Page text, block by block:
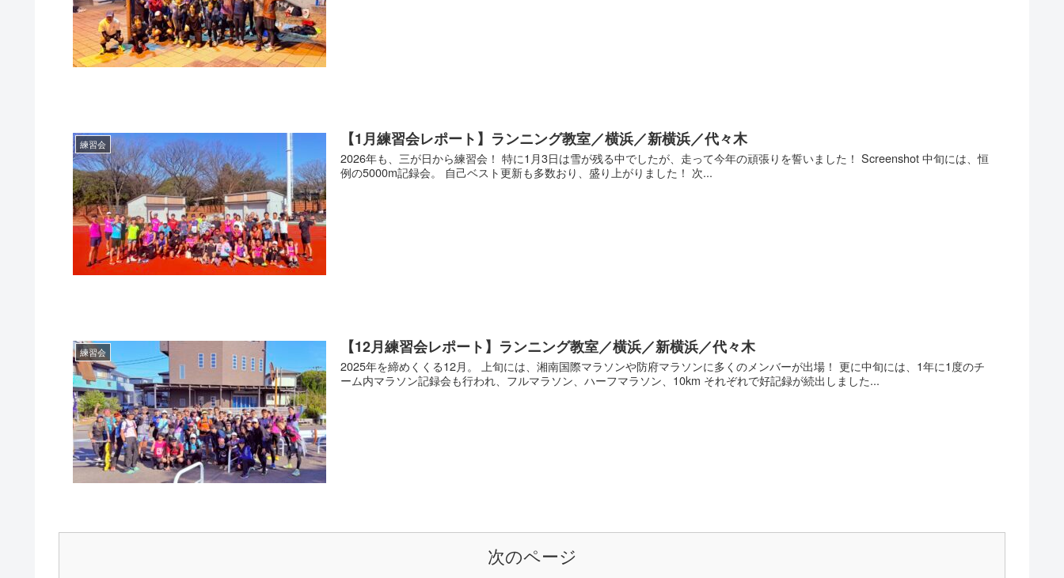
練習会 【1月練習会レポート】ランニング教室／横浜／新横浜／代々木
2026年も、三が日から練習会！ 特に1月3日は雪が残る中でしたが、走って今年の頑張りを誓いました！ Screenshot 中旬には、恒
例の5000m記録会。 自己ベスト更新も多数おり、盛り上がりました！ 次...
練習会 【12月練習会レポート】ランニング教室／横浜／新横浜／代々木
2025年を締めくくる12月。 上旬には、湘南国際マラソンや防府マラソンに多くのメンバーが出場！ 更に中旬には、1年に1度のチ
ーム内マラソン記録会も行われ、フルマラソン、ハーフマラソン、10km それぞれで好記録が続出しました...
次のページ